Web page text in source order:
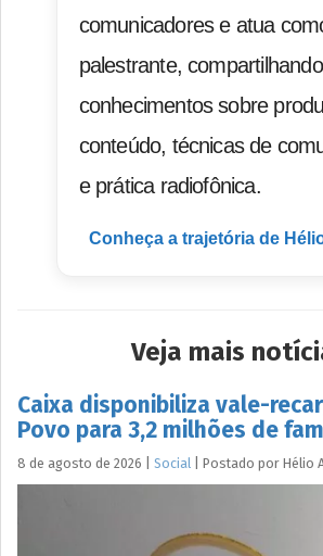
comunicadores e atua
palestrante, compartilhando
conhecimentos sobre
conteúdo, técnicas de
e prática radiofônica.
Conheça a trajetória de
Veja mais
Caixa disponibiliza vale-
Povo para 3,2 milhões de
8 de agosto de 2026 Social Postado por Hélio